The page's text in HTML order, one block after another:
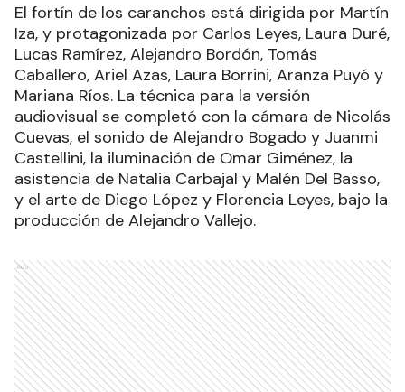
El fortín de los caranchos está dirigida por Martín
Iza, y protagonizada por Carlos Leyes, Laura Duré,
Lucas Ramírez, Alejandro Bordón, Tomás
Caballero, Ariel Azas, Laura Borrini, Aranza Puyó y
Mariana Ríos. La técnica para la versión
audiovisual se completó con la cámara de Nicolás
Cuevas, el sonido de Alejandro Bogado y Juanmi
Castellini, la iluminación de Omar Giménez, la
asistencia de Natalia Carbajal y Malén Del Basso,
y el arte de Diego López y Florencia Leyes, bajo la
producción de Alejandro Vallejo.
Ads